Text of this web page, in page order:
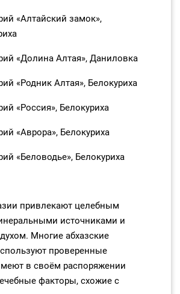
«Алтайский замок»,
«Долина Алтая», Даниловка
«Родник Алтая», Белокуриха
«Россия», Белокуриха
«Аврора», Белокуриха
«Беловодье», Белокуриха
привлекают целебным
источниками и
Многие абхазские
проверенные
в своём распоряжении
факторы, схожие с